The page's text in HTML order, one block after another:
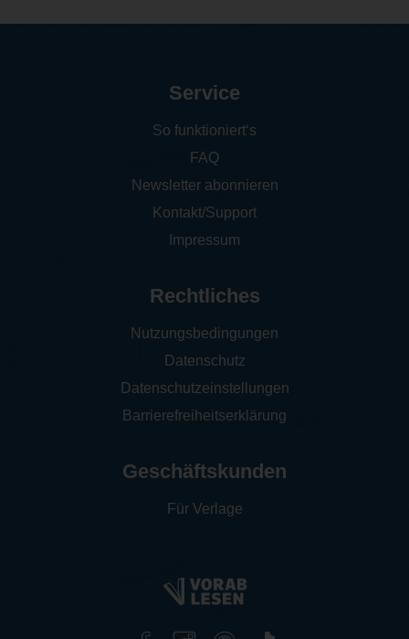
Service
So funktioniert‘s
FAQ
Newsletter abonnieren
Kontakt/Support
Impressum
Rechtliches
Nutzungsbedingungen
Datenschutz
Datenschutzeinstellungen
Barrierefreiheitserklärung
Geschäftskunden
Für Verlage